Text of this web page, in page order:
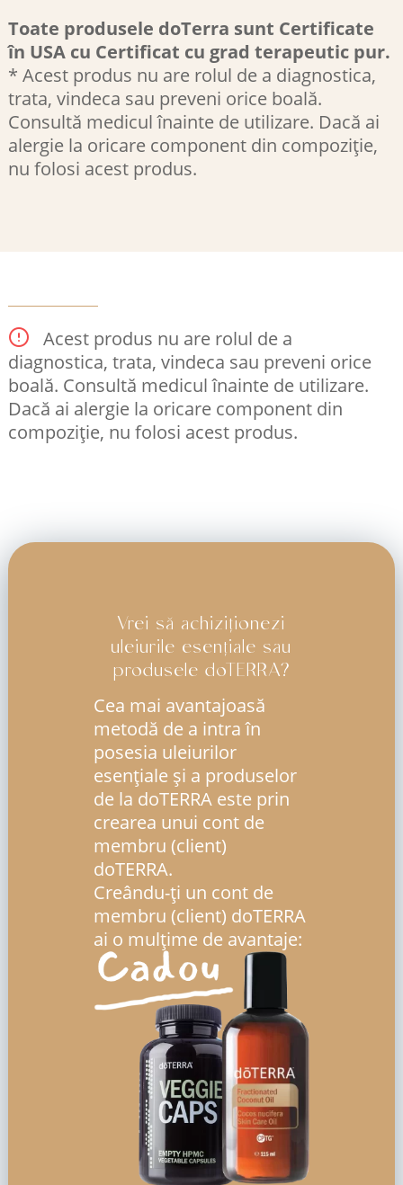
Toate produsele doTerra sunt Certificate
în USA cu Certificat cu grad terapeutic pur.
* Acest produs nu are rolul de a diagnostica,
trata, vindeca sau preveni orice boală.
Consultă medicul înainte de utilizare. Dacă ai
alergie la oricare component din compoziție,
nu folosi acest produs.
Acest produs nu are rolul de a
diagnostica, trata, vindeca sau preveni orice
boală. Consultă medicul înainte de utilizare.
Dacă ai alergie la oricare component din
compoziție, nu folosi acest produs.
Vrei să achiziționezi
uleiurile esențiale sau
produsele doTERRA?
Cea mai avantajoasă
metodă de a intra în
posesia uleiurilor
esenţiale şi a produselor
de la doTERRA este prin
crearea unui cont de
membru (client)
doTERRA.
Creându-ți un cont de
membru (client) doTERRA
ai o mulțime de avantaje: